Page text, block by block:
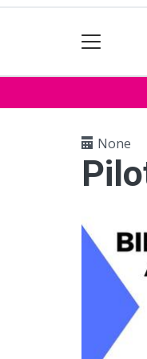
None